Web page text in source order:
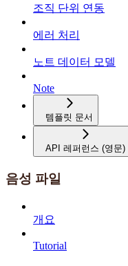
조직 단위 연동
에러 처리
노트 데이터 모델
Note
템플릿 문서
API 레퍼런스 (영문)
음성 파일
개요
Tutorial